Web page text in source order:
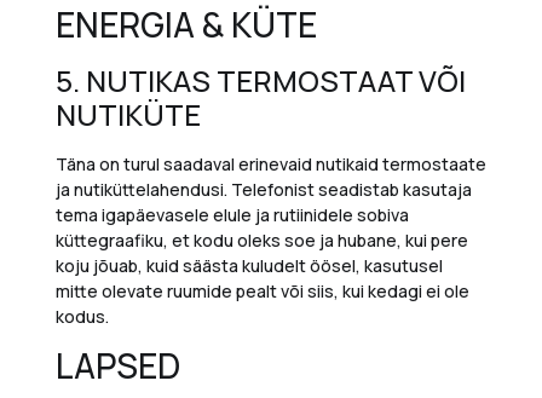
ENERGIA & KÜTE
5. NUTIKAS TERMOSTAAT VÕI
NUTIKÜTE
Täna on turul saadaval erinevaid nutikaid termostaate
ja nutiküttelahendusi. Telefonist seadistab kasutaja
tema igapäevasele elule ja rutiinidele sobiva
küttegraafiku, et kodu oleks soe ja hubane, kui pere
koju jõuab, kuid säästa kuludelt öösel, kasutusel
mitte olevate ruumide pealt või siis, kui kedagi ei ole
kodus.
LAPSED